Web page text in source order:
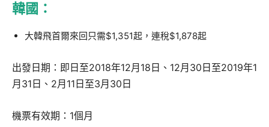
韓國：
大韓飛首爾來回只需$1,351起，連稅$1,878起
出發日期：即日至2018年12月18日、12月30日至2019年1
月31日、2月11日至3月30日
機票有效期：1個月